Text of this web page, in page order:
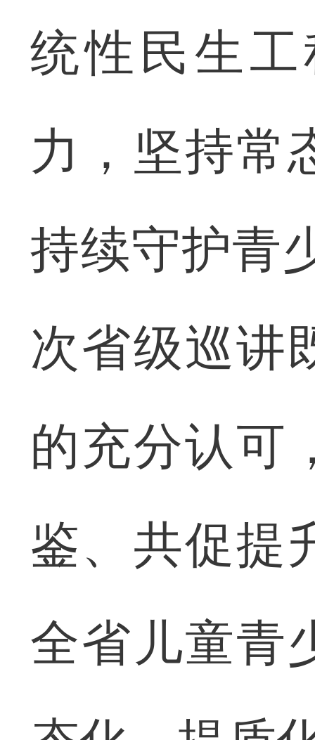
统性民生
力，坚持常
持续守护青
次省级巡讲
的充分认可
鉴、共促提
全省儿童青